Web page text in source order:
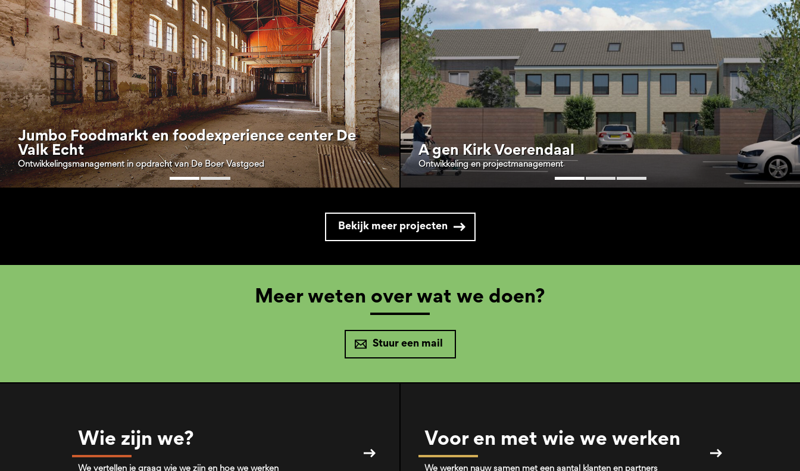
Jumbo Foodmarkt en foodexperience center De
Valk Echt
Ontwikkelingsmanagement in opdracht van De Boer Vastgoed
A gen Kirk Voerendaal
Ontwikkeling en projectmanagement
Bekijk meer projecten
Meer weten over wat we doen?
Stuur een mail
Wie zijn we?
We vertellen je graag wie we zijn en hoe we werken
Voor en met wie we werken
We werken nauw samen met een aantal klanten en partners